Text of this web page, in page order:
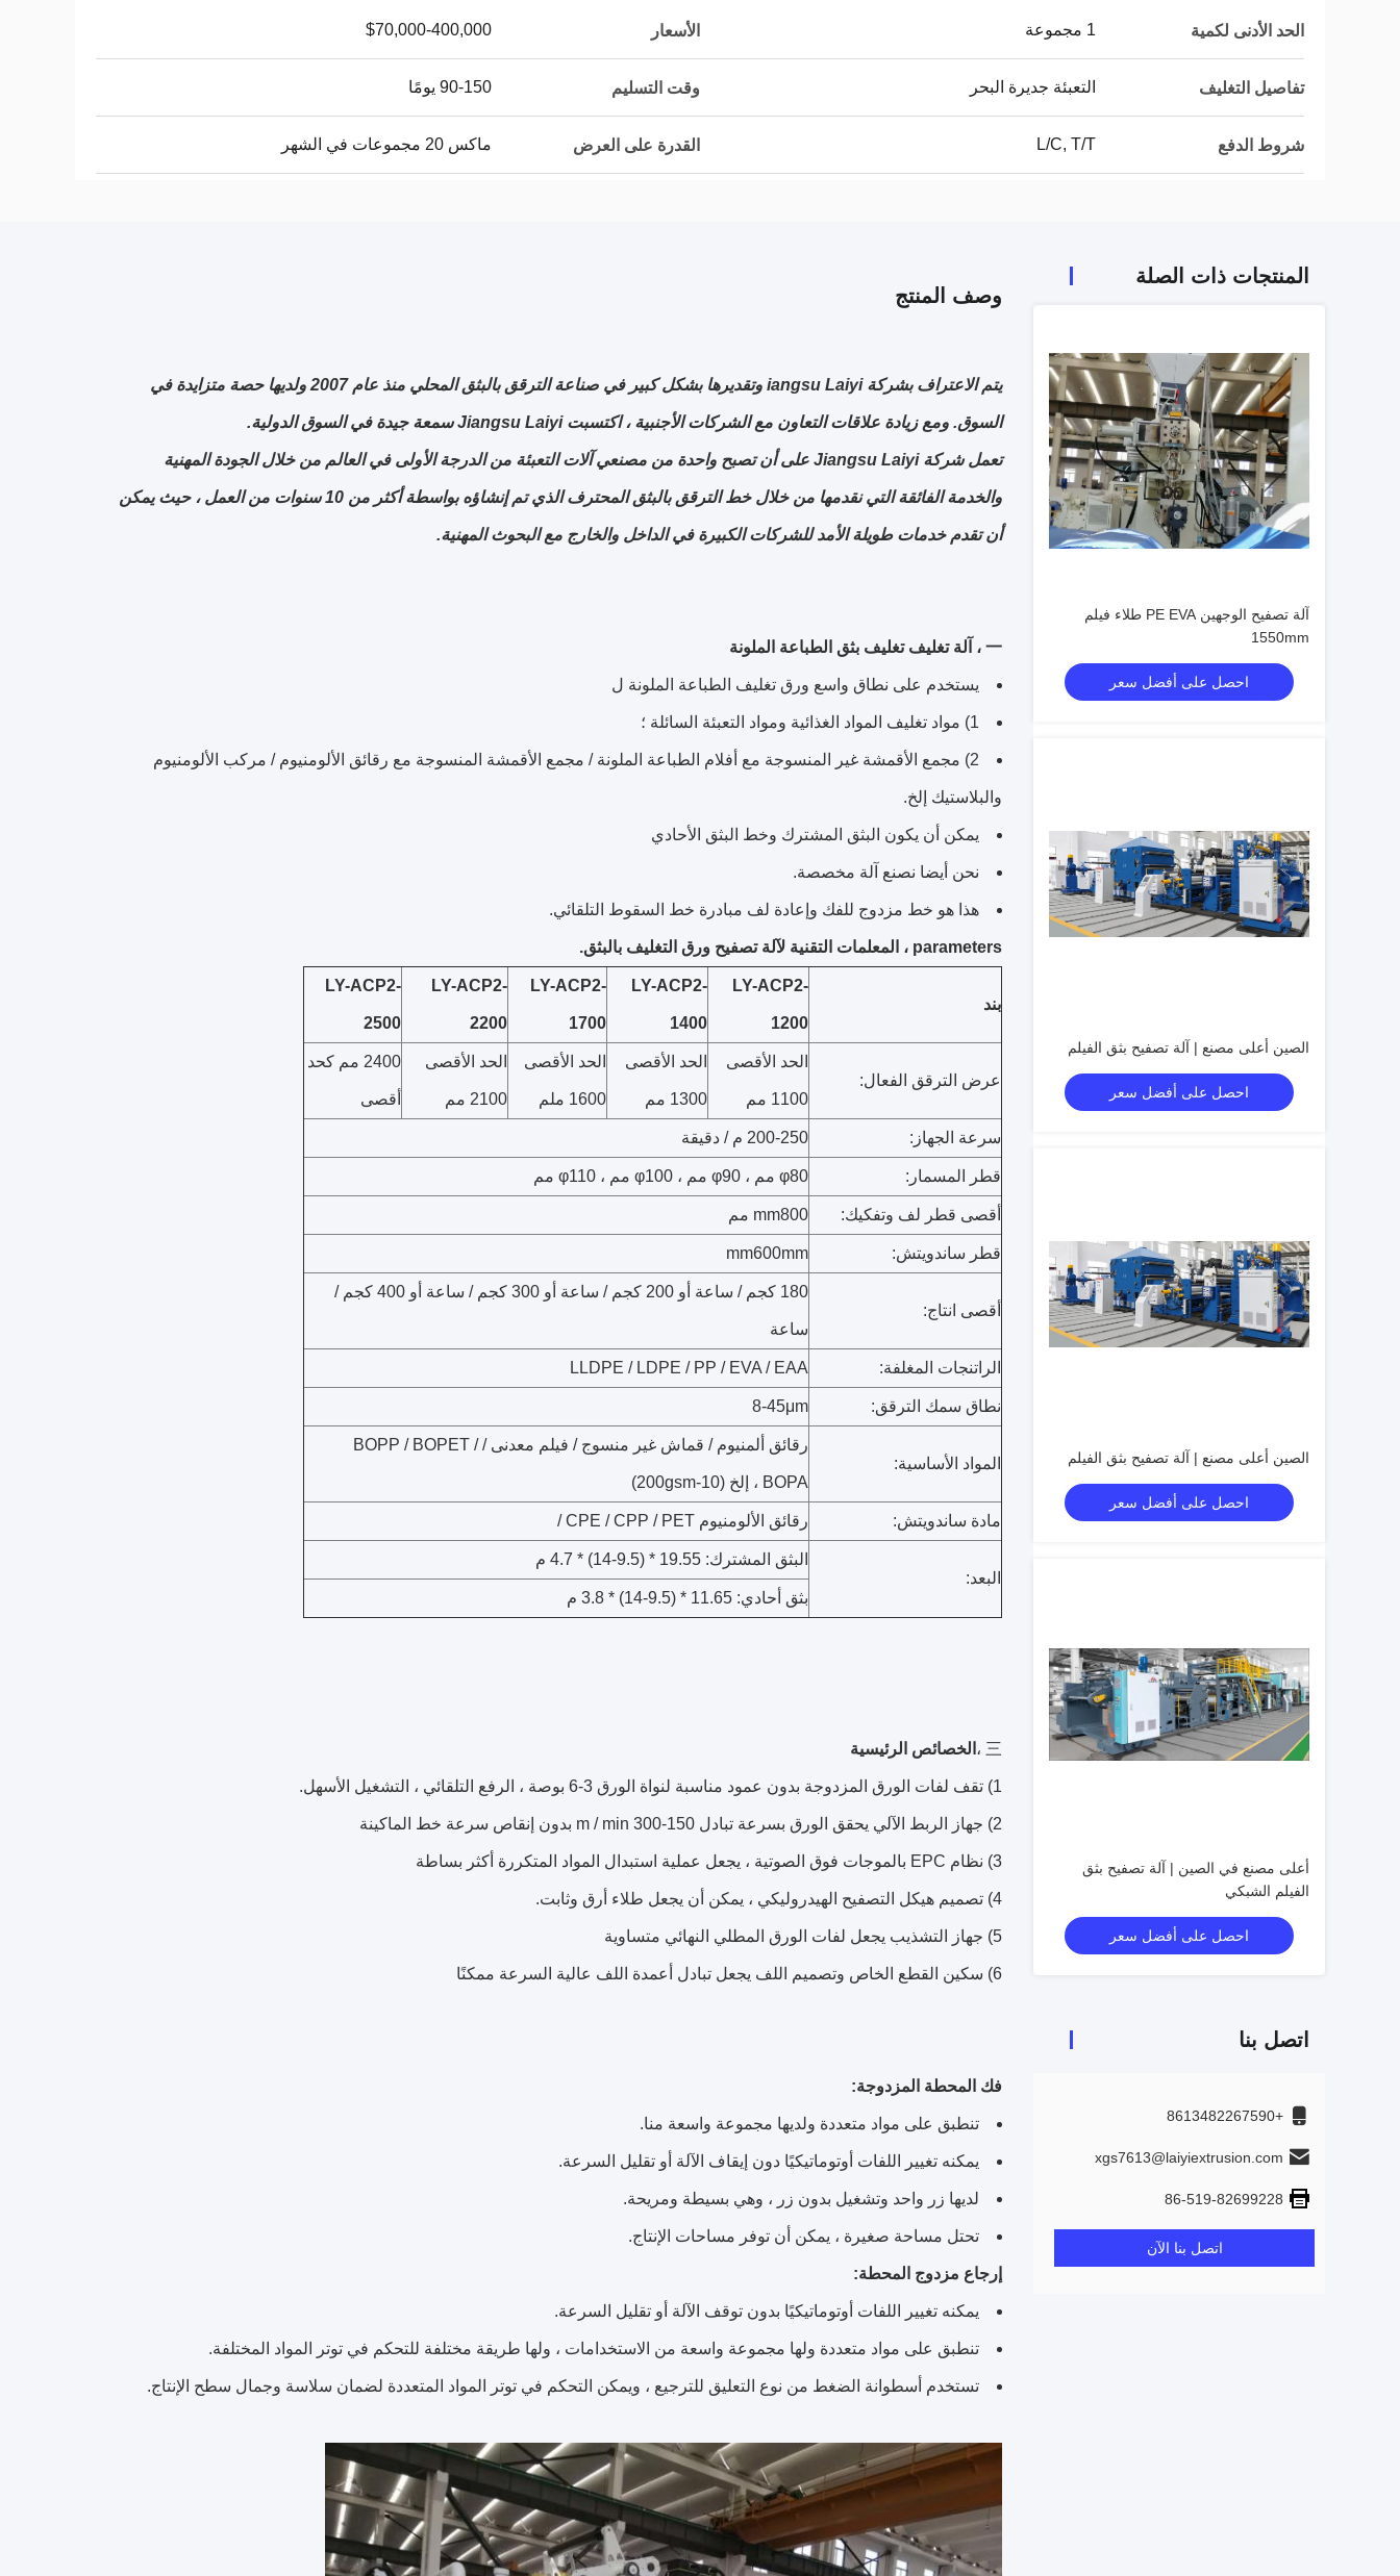
الحد الأدنى لكمية 1 مجموعة الأسعار $70,000-400,000
تفاصيل التغليف التعبئة جديرة البحر وقت التسليم 90-150 يومًا
شروط الدفع L/C, T/T القدرة على العرض ماكس 20 مجموعات في الشهر
المنتجات ذات الصلة
آلة تصفيح الوجهين PE EVA طلاء فيلم
1550mm
احصل على أفضل سعر
الصين أعلى مصنع | آلة تصفيح بثق الفيلم
احصل على أفضل سعر
الصين أعلى مصنع | آلة تصفيح بثق الفيلم
احصل على أفضل سعر
أعلى مصنع في الصين | آلة تصفيح بثق
الفيلم الشبكي
احصل على أفضل سعر
اتصل بنا
+8613482267590
xgs7613@laiyiextrusion.com
86-519-82699228
اتصل بنا الآن
وصف المنتج
ي تم الاعتراف بشركة iangsu Laiyi وتقديرها بشكل كبير في صناعة الترقق بالبثق المحلي منذ عام 2007 ولديها حصة متزايدة في
السوق. ومع زيادة علاقات التعاون مع الشركات الأجنبية ، اكتسبت Jiangsu Laiyi سمعة جيدة في السوق الدولية.
تعمل شركة Jiangsu Laiyi على أن تصبح واحدة من مصنعي آلات التعبئة من الدرجة الأولى في العالم من خلال الجودة المهنية
والخدمة الفائقة التي نقدمها من خلال خط الترقق بالبثق المحترف الذي تم إنشاؤه بواسطة أكثر من 10 سنوات من العمل ، حيث يمكن
أن تقدم خدمات طويلة الأمد للشركات الكبيرة في الداخل والخارج مع البحوث المهنية.
一 ، آلة تغليف تغليف بثق الطباعة الملونة
يستخدم على نطاق واسع ورق تغليف الطباعة الملونة ل
1) مواد تغليف المواد الغذائية ومواد التعبئة السائلة ؛
2) مجمع الأقمشة غير المنسوجة مع أفلام الطباعة الملونة / مجمع الأقمشة المنسوجة مع رقائق الألومنيوم / مركب الألومنيوم
والبلاستيك إلخ.
يمكن أن يكون البثق المشترك وخط البثق الأحادي
نحن أيضا نصنع آلة مخصصة.
هذا هو خط مزدوج للفك وإعادة لف مبادرة خط السقوط التلقائي.
parameters ، المعلمات التقنية لآلة تصفيح ورق التغليف بالبثق.
بند
LY-ACP2-
1200
LY-ACP2-
1400
LY-ACP2-
1700
LY-ACP2-
2200
LY-ACP2-
2500
عرض الترقق الفعال:
الحد الأقصى
1100 مم
الحد الأقصى
1300 مم
الحد الأقصى
1600 ملم
الحد الأقصى
2100 مم
2400 مم كحد
أقصى
سرعة الجهاز: 200-250 م / دقيقة
قطر المسمار: φ80 مم ، φ90 مم ، φ100 مم ، φ110 مم
أقصى قطر لف وتفكيك: mm800 مم
قطر ساندويتش: mm600mm
أقصى انتاج:
180 كجم / ساعة أو 200 كجم / ساعة أو 300 كجم / ساعة أو 400 كجم /
ساعة
الراتنجات المغلفة: LLDPE / LDPE / PP / EVA / EAA
نطاق سمك الترقق: 8-45μm
المواد الأساسية:
رقائق ألمنيوم / قماش غير منسوج / فيلم معدنى / BOPP / BOPET /
BOPA ، إلخ (10-200gsm)
مادة ساندويتش: رقائق الألومنيوم CPE / CPP / PET /
البعد:
البثق المشترك: 19.55 * (9.5-14) * 4.7 م
بثق أحادي: 11.65 * (9.5-14) * 3.8 م
三 ، الخصائص الرئيسية
1) تقف لفات الورق المزدوجة بدون عمود مناسبة لنواة الورق 3-6 بوصة ، الرفع التلقائي ، التشغيل الأسهل.
2) جهاز الربط الآلي يحقق الورق بسرعة تبادل 150-300 m / min بدون إنقاص سرعة خط الماكينة
3) نظام EPC بالموجات فوق الصوتية ، يجعل عملية استبدال المواد المتكررة أكثر بساطة
4) تصميم هيكل التصفيح الهيدروليكي ، يمكن أن يجعل طلاء أرق وثابت.
5) جهاز التشذيب يجعل لفات الورق المطلي النهائي متساوية
6) سكين القطع الخاص وتصميم اللف يجعل تبادل أعمدة اللف عالية السرعة ممكنًا
فك المحطة المزدوجة:
تنطبق على مواد متعددة ولديها مجموعة واسعة منا.
يمكنه تغيير اللفات أوتوماتيكيًا دون إيقاف الآلة أو تقليل السرعة.
لديها زر واحد وتشغيل بدون زر ، وهي بسيطة ومريحة.
تحتل مساحة صغيرة ، يمكن أن توفر مساحات الإنتاج.
إرجاع مزدوج المحطة:
يمكنه تغيير اللفات أوتوماتيكيًا بدون توقف الآلة أو تقليل السرعة.
تنطبق على مواد متعددة ولها مجموعة واسعة من الاستخدامات ، ولها طريقة مختلفة للتحكم في توتر المواد المختلفة.
تستخدم أسطوانة الضغط من نوع التعليق للترجيع ، ويمكن التحكم في توتر المواد المتعددة لضمان سلاسة وجمال سطح الإنتاج.